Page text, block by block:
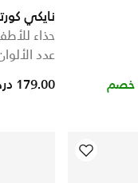
نايكي
حذاء
عدد الألوان
179.00 درهم